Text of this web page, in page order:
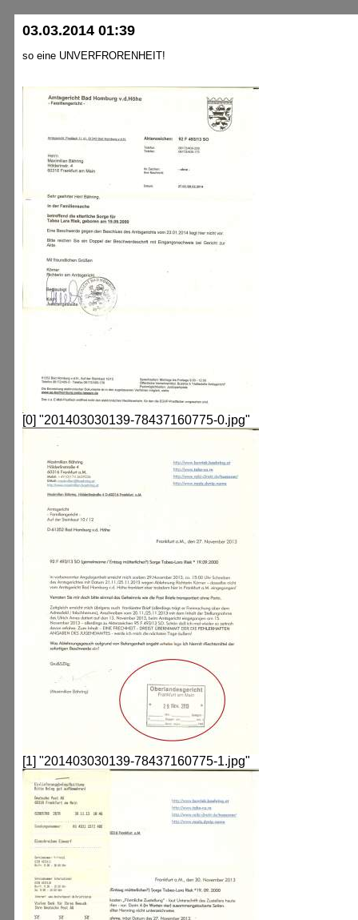
03.03.2014 01:39
so eine UNVERFRORENHEIT!
[0] "201403030139-78437160775-0.jpg"
[1] "201403030139-78437160775-1.jpg"